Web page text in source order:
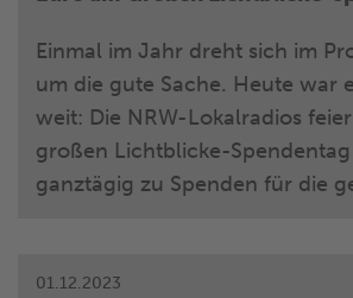
viel, da findet man ja jeden Tag
tolle Geschichten. Und seien
„In Paris gilt Essen doch als
Einmal im Jahr dreht sich im
um die gute Sache. Heute war
weit: Die NRW-Lokalradios
großen Lichtblicke-
ganztägig zu Spenden für die
Kinder und Jugendliche in NRW
01.12.2023